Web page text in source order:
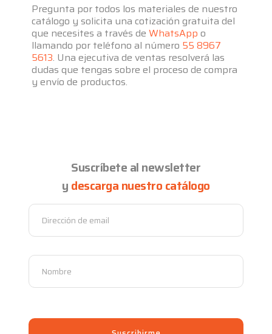
Pregunta por todos los materiales de nuestro
catálogo y solicita una cotización gratuita del
que necesites a través deWhatsApp o
llamando por teléfono al número 55 8967
5613. Una ejecutiva de ventas resolverá las
dudas que tengas sobre el proceso de compra
y envío de productos.
Suscríbete al newsletter
ydescarga nuestro catálogo